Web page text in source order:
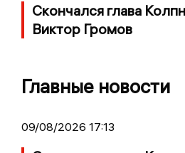
Скончался глава
Виктор Громов
Главные новости
09/08/2026 17:13